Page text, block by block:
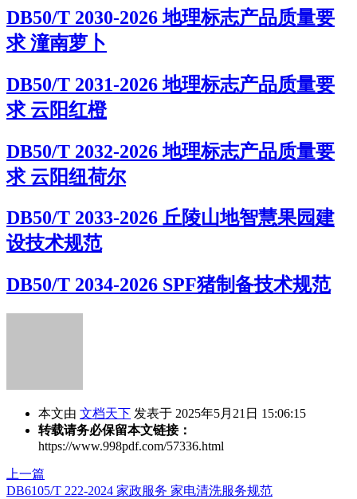
DB50/T 2030-2026 地理标志产品质量要
求 潼南萝卜
DB50/T 2031-2026 地理标志产品质量要
求 云阳红橙
DB50/T 2032-2026 地理标志产品质量要
求 云阳纽荷尔
DB50/T 2033-2026 丘陵山地智慧果园建
设技术规范
DB50/T 2034-2026 SPF猪制备技术规范
本文由 文档天下 发表于 2025年5月21日 15:06:15
转载请务必保留本文链接：
https://www.998pdf.com/57336.html
上一篇
DB6105/T 222-2024 家政服务 家电清洗服务规范